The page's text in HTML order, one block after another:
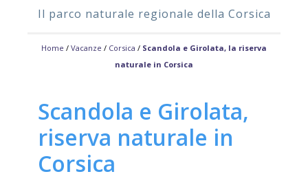
Il parco naturale regionale della Corsica
Home / Vacanze / Corsica / Scandola e Girolata, la riserva
naturale in Corsica
Scandola e Girolata,
riserva naturale in
Corsica